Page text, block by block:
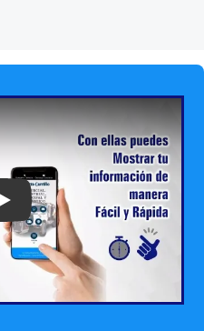
Play: Keynote (Google I/O '18)